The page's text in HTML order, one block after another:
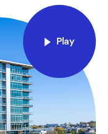
Play